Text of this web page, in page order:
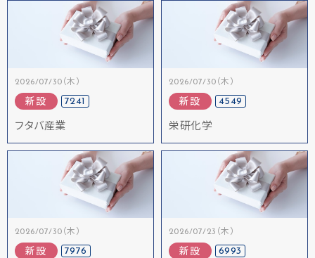
2026/07/30（木）
新設 7241
フタバ産業
2026/07/30（木）
新設 4549
栄研化学
2026/07/30（木）
新設 7976
2026/07/23（木）
新設 6993